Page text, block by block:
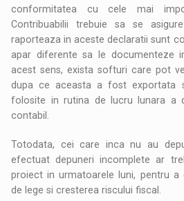
conformitatea cu cele mai
Contribuabilii trebuie sa se
raporteaza in aceste declaratii sunt
apar diferente sa le documenteze
acest sens, exista softuri care pot
dupa ce aceasta a fost exportata
folosite in rutina de lucru lunara a
contabil.
Totodata, cei care inca nu au
efectuat depuneri incomplete ar
proiect in urmatoarele luni, pentru a
de lege si cresterea riscului fiscal.